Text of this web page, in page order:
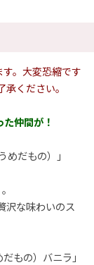
。大変恐縮です
ください。
仲間が！
だもの）」
沢な味わいのス
もの）バニラ」